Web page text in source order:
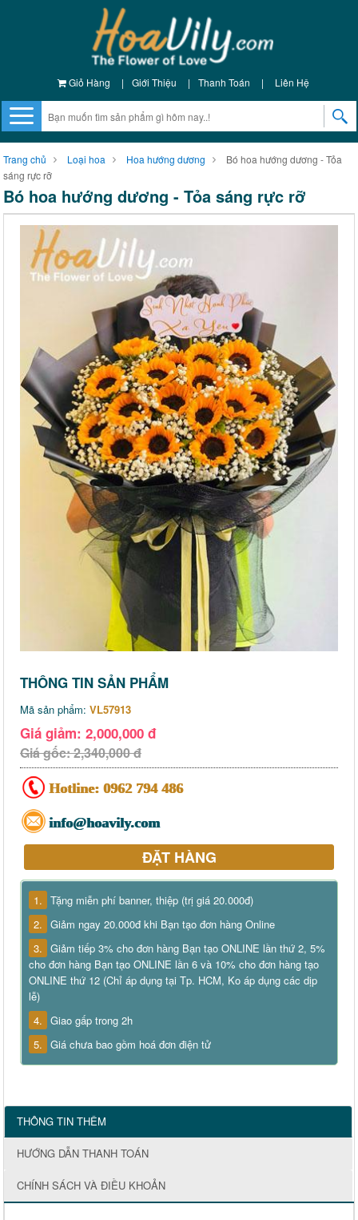
Giỏ Hàng | Giới Thiệu | Thanh Toán | Liên Hệ
Trang chủ Loại hoa Hoa hướng dương
Bó hoa hướng dương - Tỏa
sáng rực rỡ
Bó hoa hướng dương - Tỏa sáng rực rỡ
THÔNG TIN SẢN PHẨM
Mã sản phẩm: VL57913
Giá giảm: 2,000,000 đ
Giá gốc: 2,340,000 đ
Hotline: 0962 794 486
info@hoavily.com
ĐẶT HÀNG
1. Tặng miễn phí banner, thiệp (trị giá 20.000đ)
2. Giảm ngay 20.000đ khi Bạn tạo đơn hàng Online
3. Giảm tiếp 3% cho đơn hàng Bạn tạo ONLINE lần thứ 2, 5%
cho đơn hàng Bạn tạo ONLINE lần 6 và 10% cho đơn hàng tạo
ONLINE thứ 12 (Chỉ áp dụng tại Tp. HCM, Ko áp dụng các dịp
lễ)
4. Giao gấp trong 2h
5. Giá chưa bao gồm hoá đơn điện tử
THÔNG TIN THÊM
HƯỚNG DẪN THANH TOÁN
CHÍNH SÁCH VÀ ĐIỀU KHOẢN